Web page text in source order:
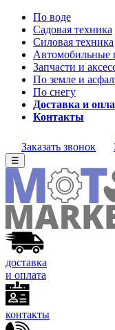
По воде
Садовая техника
Силовая техника
Автомобильные
Запчасти и
По земле и
По снегу
Доставка и
Контакты
Заказать звонок
☰
доставка
и оплата
контакты